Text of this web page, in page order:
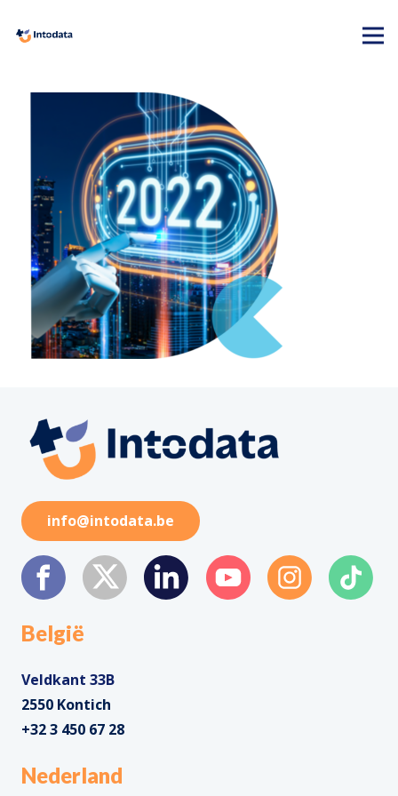
info@intodata.be
België
Veldkant 33B
2550 Kontich
+32 3 450 67 28
Nederland